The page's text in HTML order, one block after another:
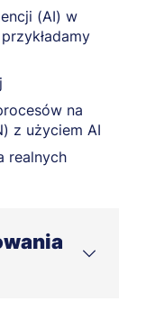
(AI) w
na
z użyciem AI
realnych